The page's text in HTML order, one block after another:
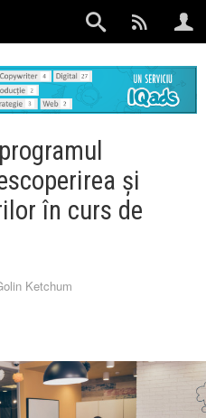
şi
în curs de
Ketchum